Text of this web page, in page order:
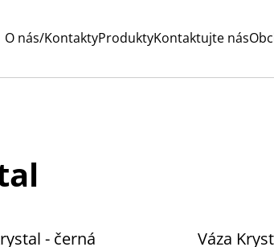
O nás/KontaktyProduktyKontaktujte nás
- černá Váza